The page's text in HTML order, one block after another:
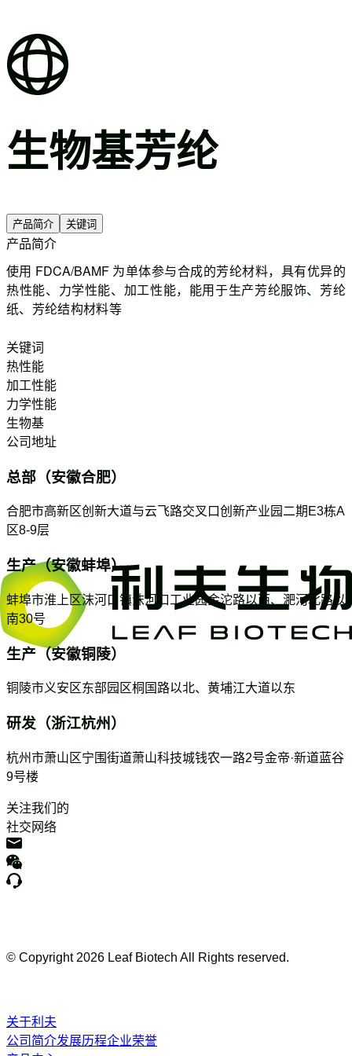
生物基芳纶
产品简介 关键词
产品简介
使用 FDCA/BAMF 为单体参与合成的芳纶材料，具有优异的
热性能、力学性能、加工性能，能用于生产芳纶服饰、芳纶
纸、芳纶结构材料等
关键词
热性能
加工性能
力学性能
生物基
公司地址
总部（安徽合肥）
合肥市高新区创新大道与云飞路交叉口创新产业园二期E3栋A
区8-9层
生产（安徽蚌埠）
蚌埠市淮上区沫河口镇沫河口工业园金沱路以西、淝河北路以
南30号
生产（安徽铜陵）
铜陵市义安区东部园区桐国路以北、黄埔江大道以东
研发（浙江杭州）
杭州市萧山区宁围街道萧山科技城钱农一路2号金帝·新道蓝谷
9号楼
关注我们的
社交网络
© Copyright 2026 Leaf Biotech All Rights reserved.
关于利夫
公司简介发展历程企业荣誉